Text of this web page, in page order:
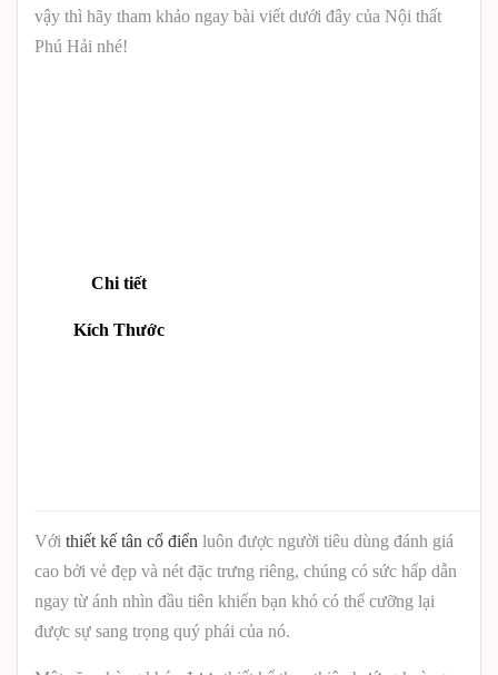
vậy thì hãy tham khảo ngay bài viết dưới đây của Nội thất
Phú Hải nhé!
Chi tiết
Kích Thước
Với thiết kế tân cổ điển luôn được người tiêu dùng đánh giá
cao bởi vẻ đẹp và nét đặc trưng riêng, chúng có sức hấp dẫn
ngay từ ánh nhìn đầu tiên khiến bạn khó có thể cưỡng lại
được sự sang trọng quý phái của nó.